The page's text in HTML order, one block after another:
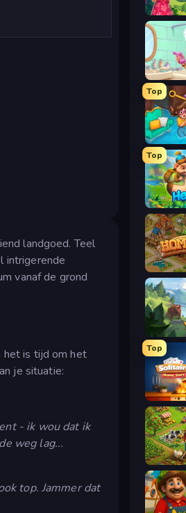
landgoed. Teel
intrigerende
vanaf de grond
het is tijd om het
je situatie:
- ik wou dat ik
weg lag...
top. Jammer dat
The
Top
Top
Hedgies
Top
Solitaire
Farm Life